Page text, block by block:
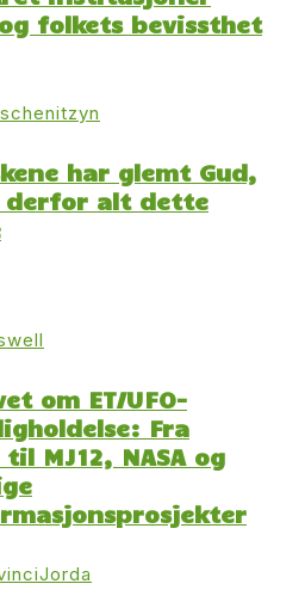
folkets bevissthet
har glemt Gud,
derfor alt dette
om ET/UFO-
Fra
til MJ12, NASA og